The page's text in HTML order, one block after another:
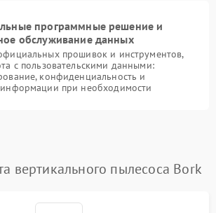
программные решение и
обслуживание данных
прошивок и инструментов,
с пользовательскими данными:
конфиденциальность и
информации при необходимости
вертикального пылесоса Bork